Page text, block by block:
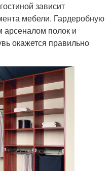
зависит
мебели. Гардеробную
полок и
окажется правильно